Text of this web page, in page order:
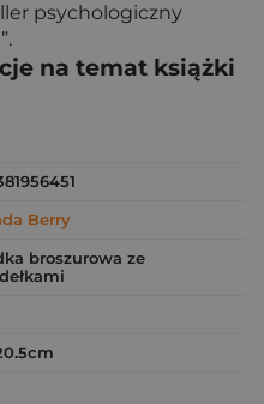
psychologiczny
na temat książki
Berry
broszurowa ze